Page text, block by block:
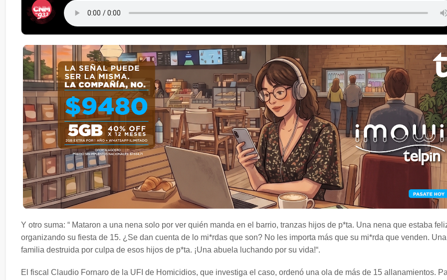
Y otro suma: “ Mataron a una nena solo por ver quién manda en el barrio, tranzas hijos de p*ta. Una nena que estaba
organizando su fiesta de 15. ¿Se dan cuenta de lo mi*rdas que son? No les importa más que su mi*rda que venden. Una
familia destruida por culpa de esos hijos de p*ta. ¡Una abuela luchando por su vida!“.
El fiscal Claudio Fornaro de la UFI de Homicidios, que investiga el caso, ordenó una ola de más de 15 allanamientos.